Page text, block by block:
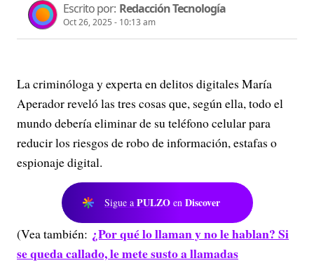
Escrito por: Redacción Tecnología
Oct 26, 2025 - 10:13 am
La criminóloga y experta en delitos digitales María
Aperador reveló las tres cosas que, según ella, todo el
mundo debería eliminar de su teléfono celular para
reducir los riesgos de robo de información, estafas o
espionaje digital.
Sigue a PULZO en Discover
(Vea también: ¿Por qué lo llaman y no le hablan? Si
se queda callado, le mete susto a llamadas